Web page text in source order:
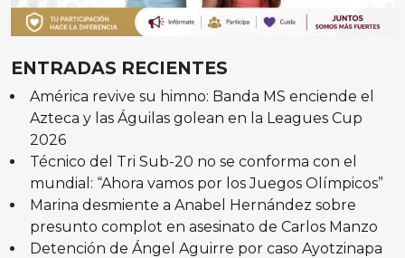
ENTRADAS RECIENTES
América revive su himno: Banda MS enciende el
Azteca y las Águilas golean en la Leagues Cup
2026
Técnico del Tri Sub-20 no se conforma con el
mundial: “Ahora vamos por los Juegos Olímpicos”
Marina desmiente a Anabel Hernández sobre
presunto complot en asesinato de Carlos Manzo
Detención de Ángel Aguirre por caso Ayotzinapa